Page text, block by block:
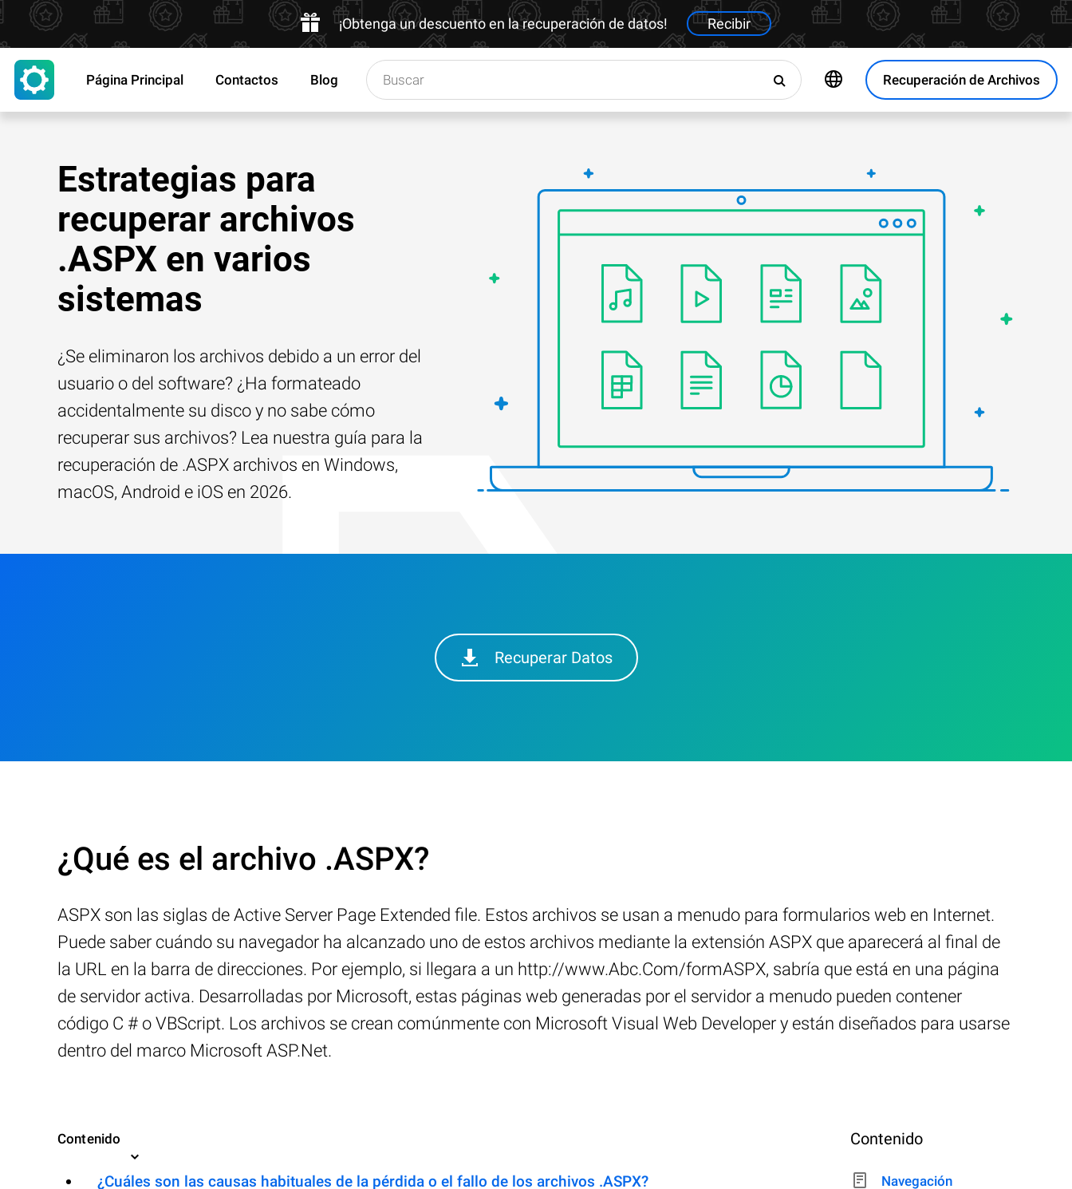
¡Obtenga un descuento en la recuperación de datos! Recibir
Recuperación de Archivos
Página Principal Contactos Blog
Estrategias para
recuperar archivos
.ASPX en varios
sistemas
¿Se eliminaron los archivos debido a un error del
usuario o del software? ¿Ha formateado
accidentalmente su disco y no sabe cómo
recuperar sus archivos? Lea nuestra guía para la
recuperación de .ASPX archivos en Windows,
macOS, Android e iOS en 2026.
Recuperar Datos
¿Qué es el archivo .ASPX?
ASPX son las siglas de Active Server Page Extended file. Estos archivos se usan a menudo para formularios web en Internet.
Puede saber cuándo su navegador ha alcanzado uno de estos archivos mediante la extensión ASPX que aparecerá al final de
la URL en la barra de direcciones. Por ejemplo, si llegara a un http://www.Abc.Com/formASPX, sabría que está en una página
de servidor activa. Desarrolladas por Microsoft, estas páginas web generadas por el servidor a menudo pueden contener
código C # o VBScript. Los archivos se crean comúnmente con Microsoft Visual Web Developer y están diseñados para usarse
dentro del marco Microsoft ASP.Net.
Contenido
¿Cuáles son las causas habituales de la pérdida o el fallo de los archivos .ASPX?
Contenido
Navegación